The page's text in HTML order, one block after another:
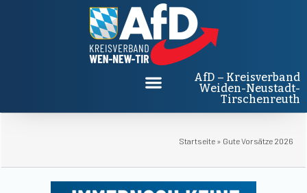
AfD – Kreisverband
Weiden-Neustadt-
Tirschenreuth
Startseite » Gute Vorsätze 2026